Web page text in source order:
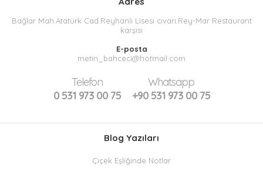
Bağlar Mah.Atatürk Cad.Reyhanlı Lisesi cıvarı.Rey-Mar Restaurant
karşısı
E-posta
metin_bahceci@hotmail.com
Telefon
0 531 973 00 75
Whatsapp
+90 531 973 00 75
Blog Yazıları
Çiçek Eşliğinde Notlar